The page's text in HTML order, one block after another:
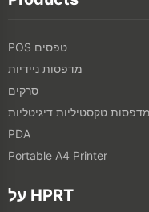
POS טפסים
מדפסות ניידיות
סרקים
מדפסות טקסטיליות דיגיטליות
PDA
Portable A4 Printer
על HPRT